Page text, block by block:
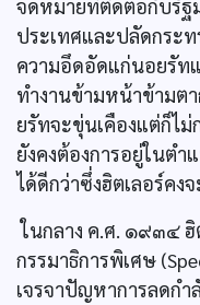
จดหมายที่ติดต่อกับรัฐ
ประเทศและปลัดกระท
ความอึดอัดแก่นอยรัท
ทำงานข้ามหน้าข้ามต
ยรัทจะขุ่นเคืองแต่ก็ไ
ยังคงต้องการอยู่ในต
ได้ดีกว่าซึ่งฮิตเลอร์คง
ในกลาง ค.ศ. ๑๙๓๔
กรรมาธิการพิเศษ
เจรจาปัญหาการลดก